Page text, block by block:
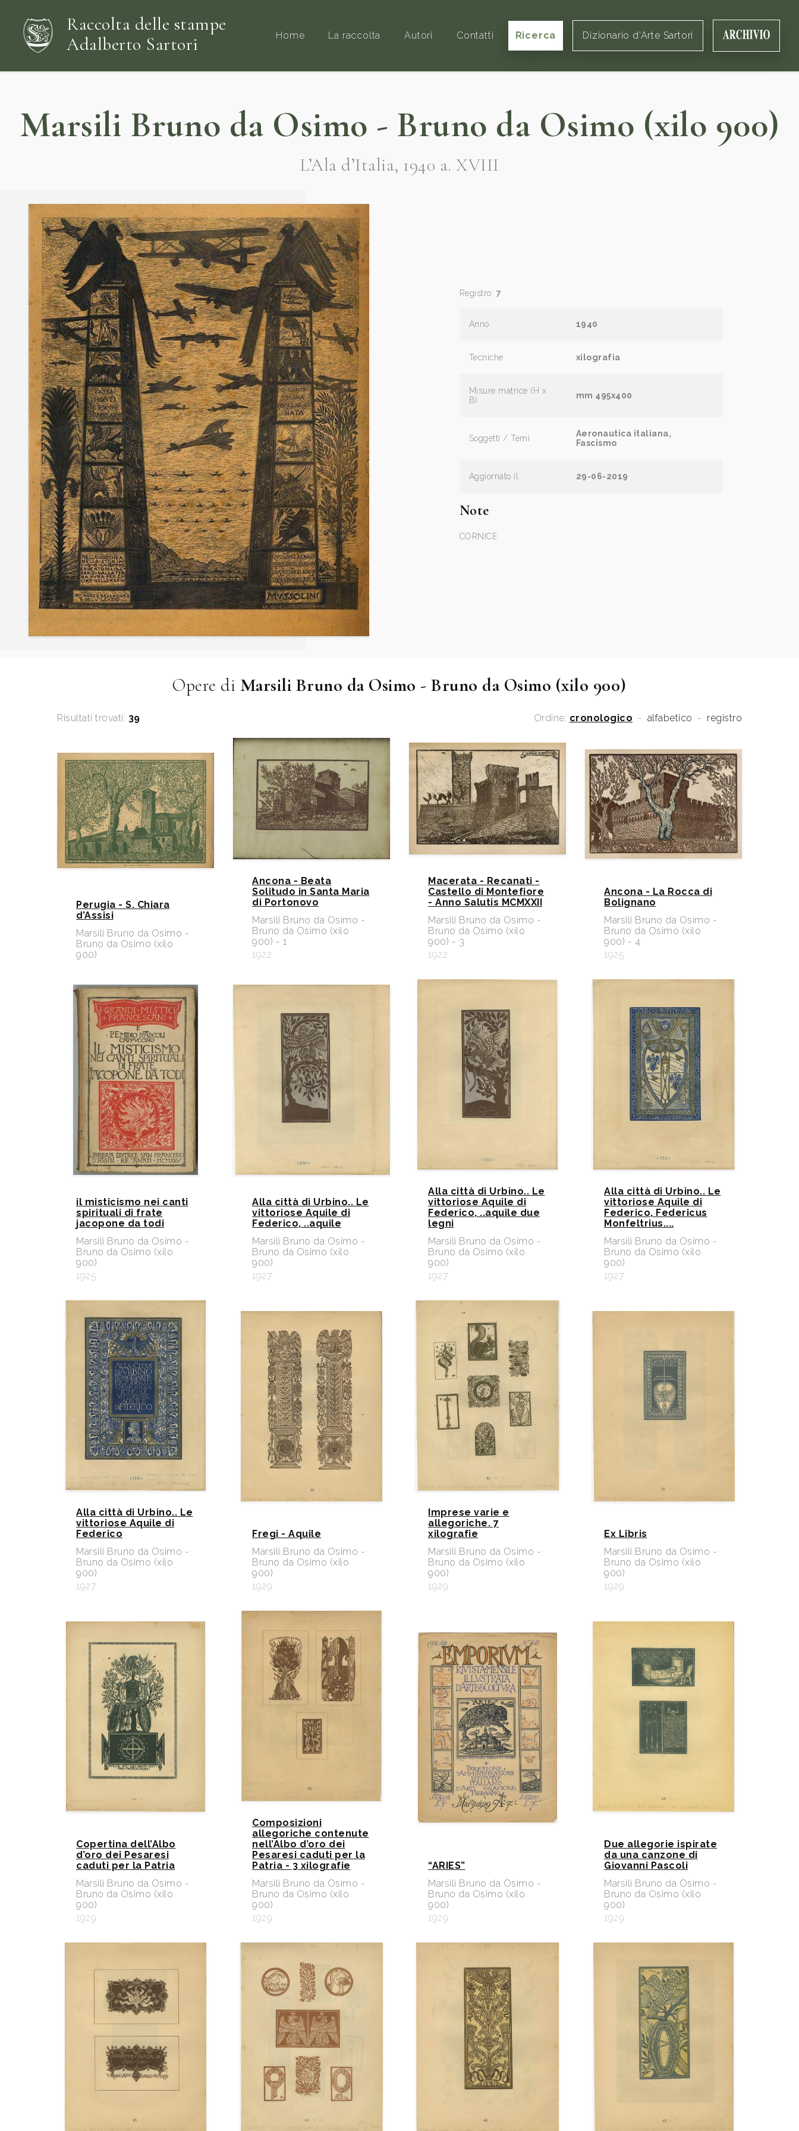
Raccolta delle stampe
Adalberto Sartori
Home La raccolta Autori Contatti Ricerca Dizionario d'Arte Sartori
Marsili Bruno da Osimo - Bruno da Osimo (xilo 900)
L’Ala d’Italia, 1940 a. XVIII
Registro: 7
Anno 1940
Tecniche xilografia
Misure matrice (H x
B)
mm 495x400
Soggetti / Temi
Aeronautica italiana,
Fascismo
Aggiornato il 29-06-2019
Note
CORNICE
Opere di Marsili Bruno da Osimo - Bruno da Osimo (xilo 900)
Risultati trovati: 39 Ordine: cronologico - alfabetico - registro
Perugia - S. Chiara
d’Assisi
Marsili Bruno da Osimo -
Bruno da Osimo (xilo
900)
Ancona - Beata
Solitudo in Santa Maria
di Portonovo
Marsili Bruno da Osimo -
Bruno da Osimo (xilo
900) - 1
1922
Macerata - Recanati -
Castello di Montefiore
- Anno Salutis MCMXXII
Marsili Bruno da Osimo -
Bruno da Osimo (xilo
900) - 3
1922
Ancona - La Rocca di
Bolignano
Marsili Bruno da Osimo -
Bruno da Osimo (xilo
900) - 4
1925
il misticismo nei canti
spirituali di frate
jacopone da todi
Marsili Bruno da Osimo -
Bruno da Osimo (xilo
900)
1925
Alla città di Urbino.. Le
vittoriose Aquile di
Federico, ..aquile
Marsili Bruno da Osimo -
Bruno da Osimo (xilo
900)
1927
Alla città di Urbino.. Le
vittoriose Aquile di
Federico, ..aquile due
legni
Marsili Bruno da Osimo -
Bruno da Osimo (xilo
900)
1927
Alla città di Urbino.. Le
vittoriose Aquile di
Federico, Federicus
Monfeltrius....
Marsili Bruno da Osimo -
Bruno da Osimo (xilo
900)
1927
Alla città di Urbino.. Le
vittoriose Aquile di
Federico
Marsili Bruno da Osimo -
Bruno da Osimo (xilo
900)
1927
Fregi - Aquile
Marsili Bruno da Osimo -
Bruno da Osimo (xilo
900)
1929
Imprese varie e
allegoriche. 7
xilografie
Marsili Bruno da Osimo -
Bruno da Osimo (xilo
900)
1929
Ex Libris
Marsili Bruno da Osimo -
Bruno da Osimo (xilo
900)
1929
Copertina dell’Albo
d’oro dei Pesaresi
caduti per la Patria
Marsili Bruno da Osimo -
Bruno da Osimo (xilo
900)
1929
Composizioni
allegoriche contenute
nell’Albo d’oro dei
Pesaresi caduti per la
Patria - 3 xilografie
Marsili Bruno da Osimo -
Bruno da Osimo (xilo
900)
1929
“ARIES”
Marsili Bruno da Osimo -
Bruno da Osimo (xilo
900)
1929
Due allegorie ispirate
da una canzone di
Giovanni Pascoli
Marsili Bruno da Osimo -
Bruno da Osimo (xilo
900)
1929